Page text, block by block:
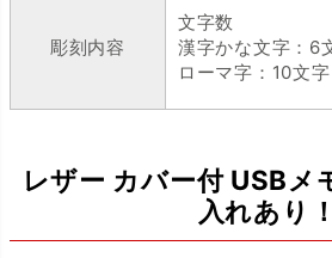
彫刻内容
文字数
漢字かな文字：6
ローマ字：10文
レザー カバー付 USBメ
入れあり！